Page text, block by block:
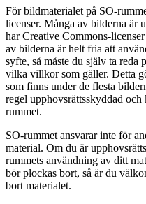
För bildmaterialet på SO-
licenser. Många av bilderna är
har Creative Commons-
av bilderna är helt fria att
syfte, så måste du själv ta reda
vilka villkor som gäller. Detta
som finns under de flesta
regel upphovsrättsskyddad
rummet.
SO-rummet ansvarar inte för
material. Om du är
rummets användning av ditt
bör plockas bort, så är du
bort materialet.